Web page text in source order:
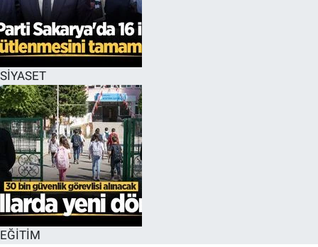
SİYASET
EĞİTİM
EĞİTİM
ÖZEL HABER
HALK54 PANORAMA